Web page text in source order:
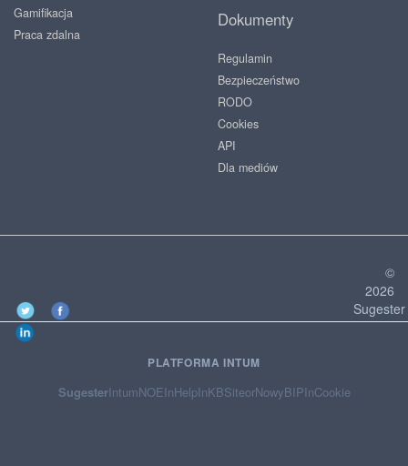
Gamifikacja
Praca zdalna
Dokumenty
Regulamin
Bezpieczeństwo
RODO
Cookies
API
Dla mediów
©
2026
Sugester
PLATFORMA INTUM
SugesterIntumNOEInHelpInKBSiteorNowyBIPInCookie